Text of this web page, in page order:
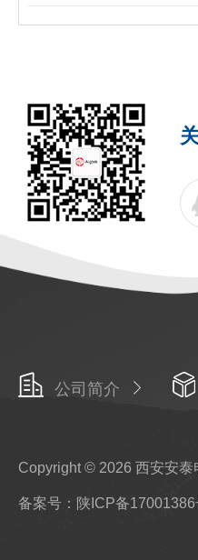
公司简介
Copyright © 2026 西安安
备案号：陕ICP备17001386